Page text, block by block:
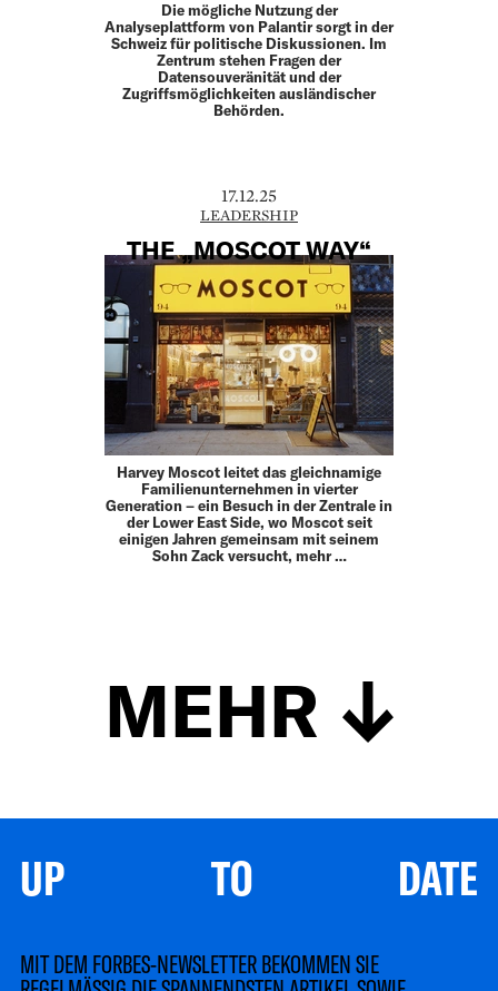
Die mögliche Nutzung der
Analyseplattform von Palantir sorgt in der
Schweiz für politische Diskussionen. Im
Zentrum stehen Fragen der
Datensouveränität und der
Zugriffsmöglichkeiten ausländischer
Behörden.
17.12.25
LEADERSHIP
THE „MOSCOT WAY“
Harvey Moscot leitet das gleichnamige
Familien­unternehmen in vierter
Generation – ein Besuch in der ­Zentrale in
der Lower East Side, wo Moscot seit
einigen ­Jahren gemeinsam mit seinem
Sohn Zack versucht, mehr …
MEHR
UP TO DATE
MIT DEM FORBES-NEWSLETTER BEKOMMEN SIE